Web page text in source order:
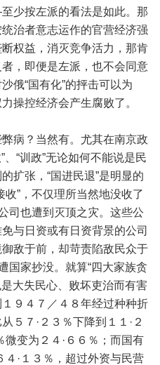
少按左派的看法是如此。那
治者意志运作的官营经济强
权益，消灭竞争活力，那肯
，即便是左派，也不会同意
俄“国有化”的抨击可以为
操控经济会产生腐败了。
？当然有。尤其在南京政
、“训政”无论如何不能说是民
扩张，“国进民退”是明显的
收”，不仅理所当然地没收了
司也遭到灭顶之灾。这些公
与日资或有日资背景的公司
敌于前，却苛责陷敌民众于
国家抄没。就算“四大家族贪
是大失民心、败坏吏治而有害
９４７／４８年经过种种折
５７·２３％下降到１１·２
微变为２４·６６％；而国有
４·１３％，超过外资与民营